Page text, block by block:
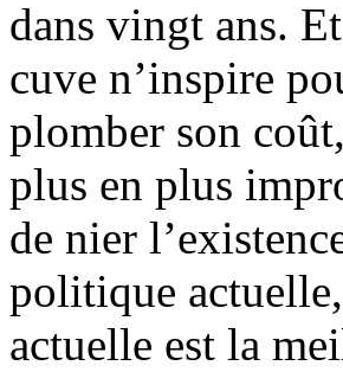
dans vingt ans.
cuve n’inspire
plomber son
plus en plus
de nier
politique
actuelle est la